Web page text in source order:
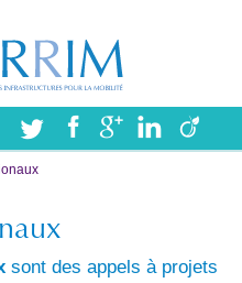
sont des appels à projets